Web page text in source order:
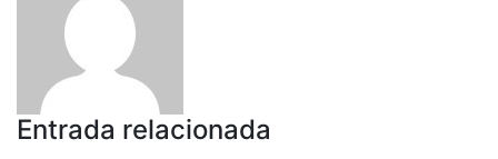
Entrada relacionada